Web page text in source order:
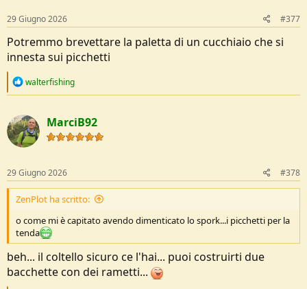
s
:
29 Giugno 2026 #377
Potremmo brevettare la paletta di un cucchiaio che si
innesta sui picchetti
R
c
t
i
o
s
:
walterfishing
MarciB92
29 Giugno 2026 #378
ZenPlot ha scritto:
o come mi è capitato avendo dimenticato lo spork...i picchetti per la
tenda
beh... il coltello sicuro ce l'hai... puoi costruirti due
bacchette con dei rametti...